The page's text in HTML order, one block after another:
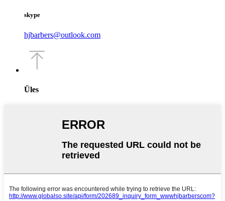
skype
hjbarbers@outlook.com
Üles